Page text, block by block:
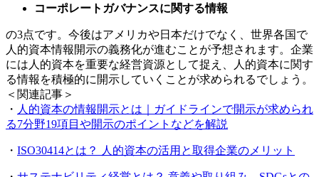
コーポレートガバナンスに関する情報
の3点です。今後はアメリカや日本だけでなく、世界各国で
人的資本情報開示の義務化が進むことが予想されます。企業
には人的資本を重要な経営資源として捉え、人的資本に関す
る情報を積極的に開示していくことが求められるでしょう。
＜関連記事＞
・ 人的資本の情報開示とは｜ガイドラインで開示が求められ
る7分野19項目や開示のポイントなどを解説
・ ISO30414とは？ 人的資本の活用と取得企業のメリット